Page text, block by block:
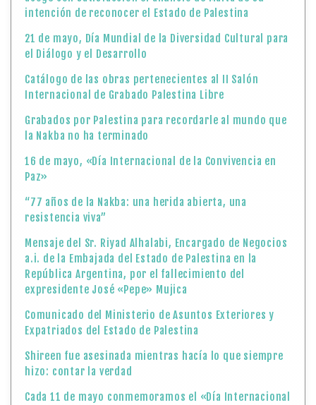
intención de reconocer el Estado de Palestina
21 de mayo, Día Mundial de la Diversidad Cultural para
el Diálogo y el Desarrollo
Catálogo de las obras pertenecientes al II Salón
Internacional de Grabado Palestina Libre
Grabados por Palestina para recordarle al mundo que
la Nakba no ha terminado
16 de mayo, «Día Internacional de la Convivencia en
Paz»
“77 años de la Nakba: una herida abierta, una
resistencia viva”
Mensaje del Sr. Riyad Alhalabi, Encargado de Negocios
a.i. de la Embajada del Estado de Palestina en la
República Argentina, por el fallecimiento del
expresidente José «Pepe» Mujica
Comunicado del Ministerio de Asuntos Exteriores y
Expatriados del Estado de Palestina
Shireen fue asesinada mientras hacía lo que siempre
hizo: contar la verdad
Cada 11 de mayo conmemoramos el «Día Internacional